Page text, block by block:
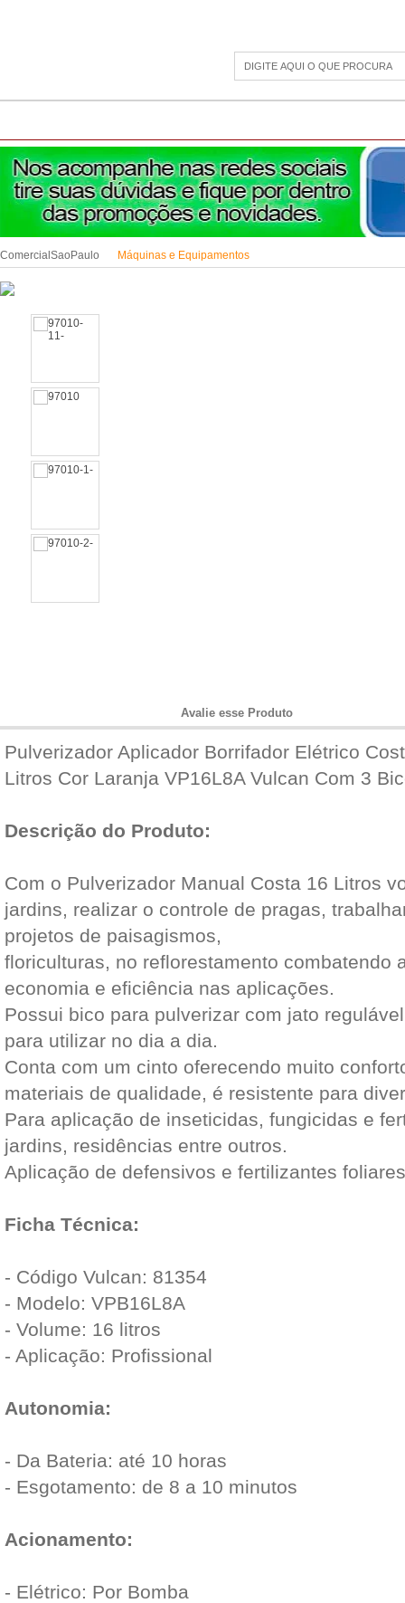
ComercialSaoPaulo Máquinas e Equipamentos
Avalie esse Produto
Pulverizador Aplicador Borrifador Elétrico
Litros Cor Laranja VP16L8A Vulcan Com 3
Descrição do Produto:
Com o Pulverizador Manual Costa 16 Litros
jardins, realizar o controle de pragas,
projetos de paisagismos,
floriculturas, no reflorestamento combatendo
economia e eficiência nas aplicações.
Possui bico para pulverizar com jato
para utilizar no dia a dia.
Conta com um cinto oferecendo muito
materiais de qualidade, é resistente para
Para aplicação de inseticidas, fungicidas e
jardins, residências entre outros.
Aplicação de defensivos e fertilizantes
Ficha Técnica:
- Código Vulcan: 81354
- Modelo: VPB16L8A
- Volume: 16 litros
- Aplicação: Profissional
Autonomia:
- Da Bateria: até 10 horas
- Esgotamento: de 8 a 10 minutos
Acionamento:
- Elétrico: Por Bomba